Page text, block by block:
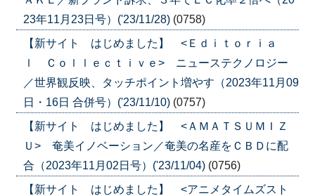
23年11月23日号）('23/11/28) (0758)
【新サイト はじめました】 <Ｅｄｉｔｏｒｉａ
ｌ Ｃｏｌｌｅｃｔｉｖｅ> ニューステクノロジー
／世界観反映、タッチポイント増やす（2023年11月09
日・16日 合併号）('23/11/10) (0757)
【新サイト はじめました】 <ＡＭＡＴＳＵＭＩＺ
Ｕ> 奄美イノベーション／奄美の名産をＣＢＤに配
合（2023年11月02日号）('23/11/04) (0756)
【新サイト はじめました】 <アニメタイムズスト